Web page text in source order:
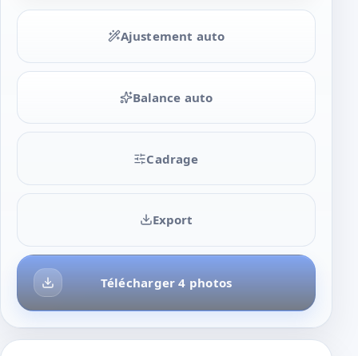
Ajustement auto
Balance auto
Cadrage
Télécharger 4 photos
Export